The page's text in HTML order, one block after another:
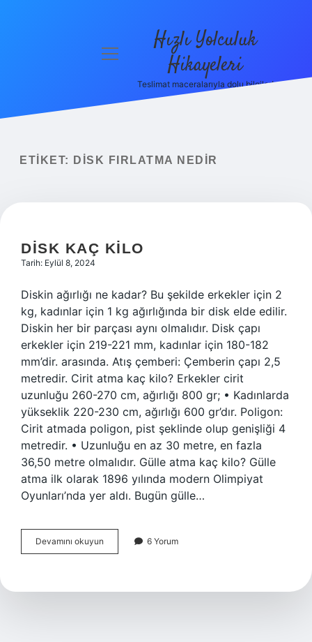
menüyü
Hızlı Yolculuk
Hikayeleri
Teslimat maceralarıyla dolu bilgiler!
ETIKET: DISK FIRLATMA NEDIR
DISK KAÇ KILO
Tarih: Eylül 8, 2024
Diskin ağırlığı ne kadar? Bu şekilde erkekler için 2
kg, kadınlar için 1 kg ağırlığında bir disk elde edilir.
Diskin her bir parçası aynı olmalıdır. Disk çapı
erkekler için 219-221 mm, kadınlar için 180-182
mm’dir. arasında. Atış çemberi: Çemberin çapı 2,5
metredir. Cirit atma kaç kilo? Erkekler cirit
uzunluğu 260-270 cm, ağırlığı 800 gr; • Kadınlarda
yükseklik 220-230 cm, ağırlığı 600 gr’dır. Poligon:
Cirit atmada poligon, pist şeklinde olup genişliği 4
metredir. • Uzunluğu en az 30 metre, en fazla
36,50 metre olmalıdır. Gülle atma kaç kilo? Gülle
atma ilk olarak 1896 yılında modern Olimpiyat
Oyunları’nda yer aldı. Bugün gülle…
Devamını okuyun
Kaç
6 Yorum